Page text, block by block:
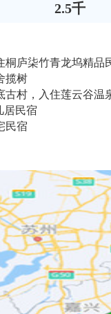
2.5千
桐庐柒竹青龙坞精品
揽树
村，入住莲云谷温
居民宿
民宿